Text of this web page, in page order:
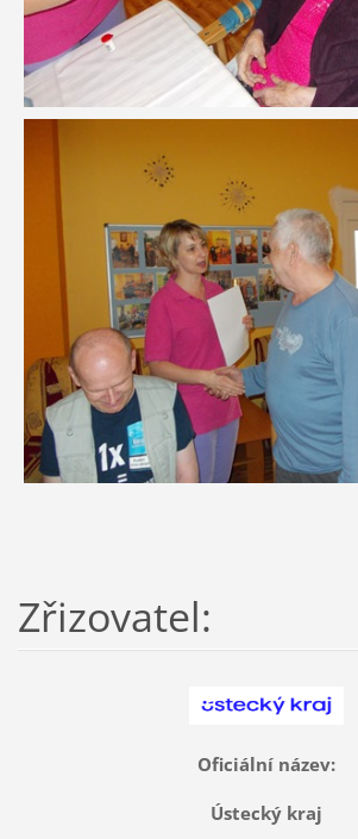
Zřizovatel:
Oficiální název:
Ústecký kraj